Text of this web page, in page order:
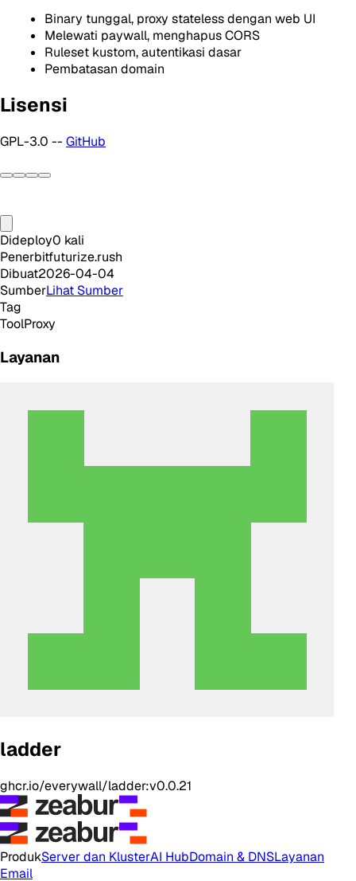
Binary tunggal, proxy stateless dengan web UI
Melewati paywall, menghapus CORS
Ruleset kustom, autentikasi dasar
Pembatasan domain
Lisensi
GPL-3.0 -- GitHub
Dideploy0 kali
Penerbitfuturize.rush
Dibuat2026-04-04
SumberLihat Sumber
Tag
ToolProxy
Layanan
ladder
ghcr.io/everywall/ladder:v0.0.21
ProdukServer dan KlusterAI HubDomain & DNSLayanan
Email